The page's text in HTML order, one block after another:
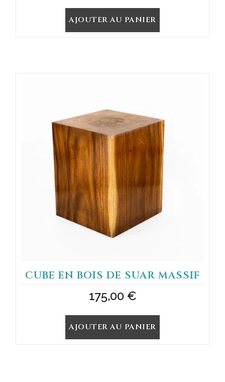
AJOUTER AU PANIER
CUBE EN BOIS DE SUAR MASSIF
175,00 €
AJOUTER AU PANIER